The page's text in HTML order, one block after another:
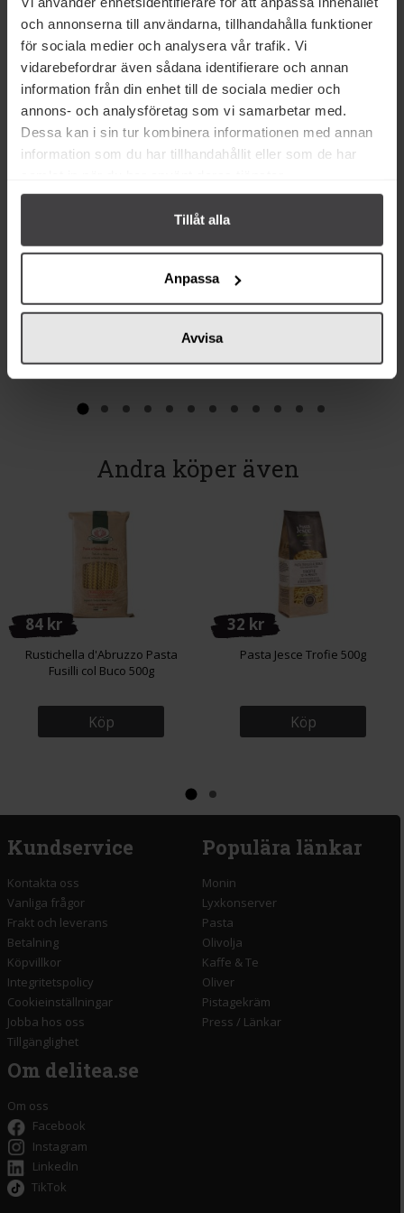
och annonserna till användarna, tillhandahålla funktioner
för sociala medier och analysera vår trafik. Vi
vidarebefordrar även sådana identifierare och annan
information från din enhet till de sociala medier och
annons- och analysföretag som vi samarbetar med.
Dessa kan i sin tur kombinera informationen med annan
information som du har tillhandahållit eller som de har
Tillåt alla
Anpassa
Avvisa
Från samma varumärke
283 kr
Andra köper även
84 kr
Rustichella d'Abruzzo Pasta
Fusilli col Buco 500g
Köp
32 kr
Pasta Jesce Trofie 500g
Köp
Kundservice
Kontakta oss
Vanliga frågor
Frakt och leverans
Betalning
Köpvillkor
Integritetspolicy
Cookieinställningar
Jobba hos oss
Tillgänglighet
Populära länkar
Monin
Lyxkonserver
Pasta
Olivolja
Kaffe & Te
Oliver
Pistagekräm
Press / Länkar
Om delitea.se
Om oss
Facebook
Instagram
LinkedIn
TikTok